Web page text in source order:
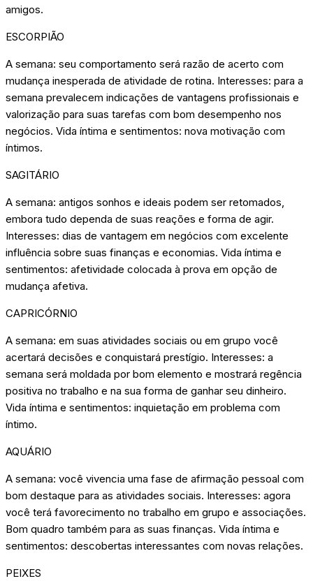
amigos.
ESCORPIÃO
A semana: seu comportamento será razão de acerto com
mudança inesperada de atividade de rotina. Interesses: para a
semana prevalecem indicações de vantagens profissionais e
valorização para suas tarefas com bom desempenho nos
negócios. Vida íntima e sentimentos: nova motivação com
íntimos.
SAGITÁRIO
A semana: antigos sonhos e ideais podem ser retomados,
embora tudo dependa de suas reações e forma de agir.
Interesses: dias de vantagem em negócios com excelente
influência sobre suas finanças e economias. Vida íntima e
sentimentos: afetividade colocada à prova em opção de
mudança afetiva.
CAPRICÓRNIO
A semana: em suas atividades sociais ou em grupo você
acertará decisões e conquistará prestígio. Interesses: a
semana será moldada por bom elemento e mostrará regência
positiva no trabalho e na sua forma de ganhar seu dinheiro.
Vida íntima e sentimentos: inquietação em problema com
íntimo.
AQUÁRIO
A semana: você vivencia uma fase de afirmação pessoal com
bom destaque para as atividades sociais. Interesses: agora
você terá favorecimento no trabalho em grupo e associações.
Bom quadro também para as suas finanças. Vida íntima e
sentimentos: descobertas interessantes com novas relações.
PEIXES